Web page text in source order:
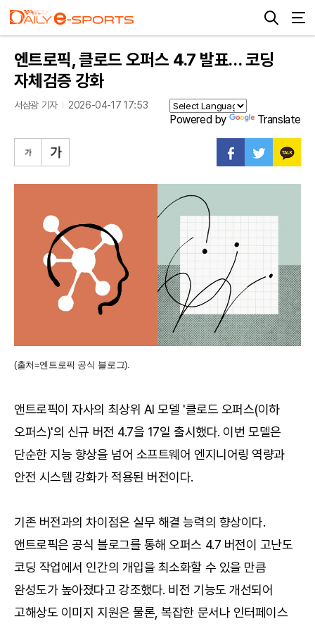
엔트로픽, 클로드 오퍼스 4.7 발표… 코딩
자체검증 강화
서삼광 기자 2026-04-17 17:53
Powered by Translate
(출처=엔트로픽 공식 블로그).
앤트로픽이 자사의 최상위 AI 모델 '클로드 오퍼스(이하
오퍼스)'의 신규 버전 4.7을 17일 출시했다. 이번 모델은
단순한 지능 향상을 넘어 소프트웨어 엔지니어링 역량과
안전 시스템 강화가 적용된 버전이다.
기존 버전과의 차이점은 실무 해결 능력의 향상이다.
앤트로픽은 공식 블로그를 통해 오퍼스 4.7 버전이 고난도
코딩 작업에서 인간의 개입을 최소화할 수 있을 만큼
완성도가 높아졌다고 강조했다. 비전 기능도 개선되어
고해상도 이미지 지원은 물론, 복잡한 문서나 인터페이스